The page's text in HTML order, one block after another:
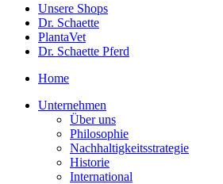
Unsere Shops
Dr. Schaette
PlantaVet
Dr. Schaette Pferd
Home
Unternehmen
Über uns
Philosophie
Nachhaltigkeitsstrategie
Historie
International